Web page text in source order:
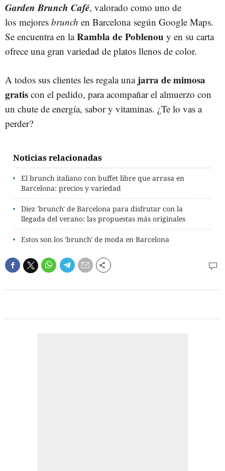
Garden Brunch Café, valorado como uno de
los mejores brunch en Barcelona según Google Maps.
Se encuentra en laRambla de Poblenou y en su carta
ofrece una gran variedad de platos llenos de color.
A todos sus clientes les regala una jarra de mimosa
gratis con el pedido, para acompañar el almuerzo con
un chute de energía, sabor y vitaminas. ¿Te lo vas a
perder?
Noticias relacionadas
El brunch italiano con buffet libre que arrasa en
Barcelona: precios y variedad
Diez 'brunch' de Barcelona para disfrutar con la
llegada del verano: las propuestas más originales
Estos son los 'brunch' de moda en Barcelona